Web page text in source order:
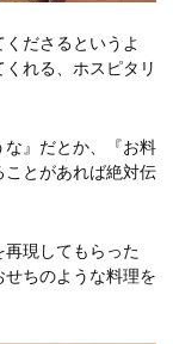
くださるというよ
れる、ホスピタリ
な』だとか、『お料
とがあれば絶対伝
現してもらった
ちのような料理を